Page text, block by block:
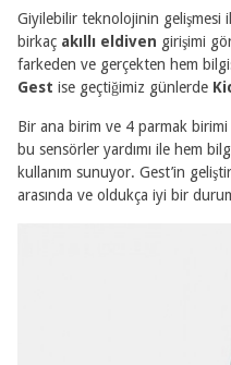
Giyilebilir teknolojinin gelişmesi
birkaç akıllı eldiven girişimi
farkeden ve gerçekten hem
Gest ise geçtiğimiz günlerde
Bir ana birim ve 4 parmak birimi
bu sensörler yardımı ile hem
kullanım sunuyor. Gest’in
arasında ve oldukça iyi bir